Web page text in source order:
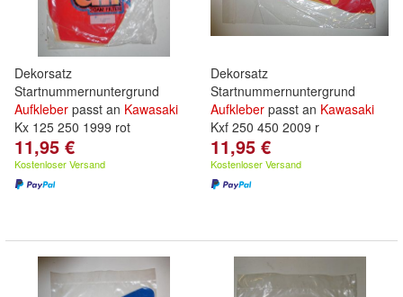
Dekorsatz
Startnummernuntergrund
Aufkleber passt an Kawasaki
Kx 125 250 1999 rot
11,95 €
Kostenloser Versand
Dekorsatz
Startnummernuntergrund
Aufkleber passt an Kawasaki
Kxf 250 450 2009 r
11,95 €
Kostenloser Versand